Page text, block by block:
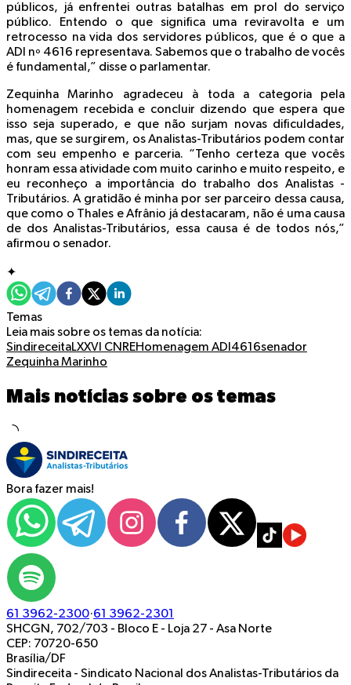
públicos, já enfrentei outras batalhas em prol do serviço
público. Entendo o que significa uma reviravolta e um
retrocesso na vida dos servidores públicos, que é o que a
ADI nº 4616 representava. Sabemos que o trabalho de vocês
é fundamental,” disse o parlamentar.
Zequinha Marinho agradeceu à toda a categoria pela
homenagem recebida e concluir dizendo que espera que
isso seja superado, e que não surjam novas dificuldades,
mas, que se surgirem, os Analistas-Tributários podem contar
com seu empenho e parceria. “Tenho certeza que vocês
honram essa atividade com muito carinho e muito respeito, e
eu reconheço a importância do trabalho dos Analistas -
Tributários. A gratidão é minha por ser parceiro dessa causa,
que como o Thales e Afrânio já destacaram, não é uma causa
de dos Analistas-Tributários, essa causa é de todos nós,”
afirmou o senador.
✦
Temas
Leia mais sobre os temas da notícia:
SindireceitaLXXVI CNREHomenagem ADI4616senador
Zequinha Marinho
Mais notícias sobre os temas
Bora fazer mais!
61 3962-2300·61 3962-2301
SHCGN, 702/703 - Bloco E - Loja 27 - Asa Norte
CEP: 70720-650
Brasília/DF
Sindireceita - Sindicato Nacional dos Analistas-Tributários da